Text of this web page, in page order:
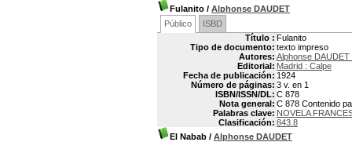
Fulanito / Alphonse DAUDET
Público
ISBD
Título : Fulanito
Tipo de documento: texto impreso
Autores: Alphonse
Editorial: Madrid : Calpe
Fecha de publicación: 1924
Número de páginas: 3 v. en 1
ISBN/ISSN/DL: C 878
Nota general: C 878 Contenido
Palabras clave: NOVELA
Clasificación: 843.8
El Nabab / Alphonse DAUDET